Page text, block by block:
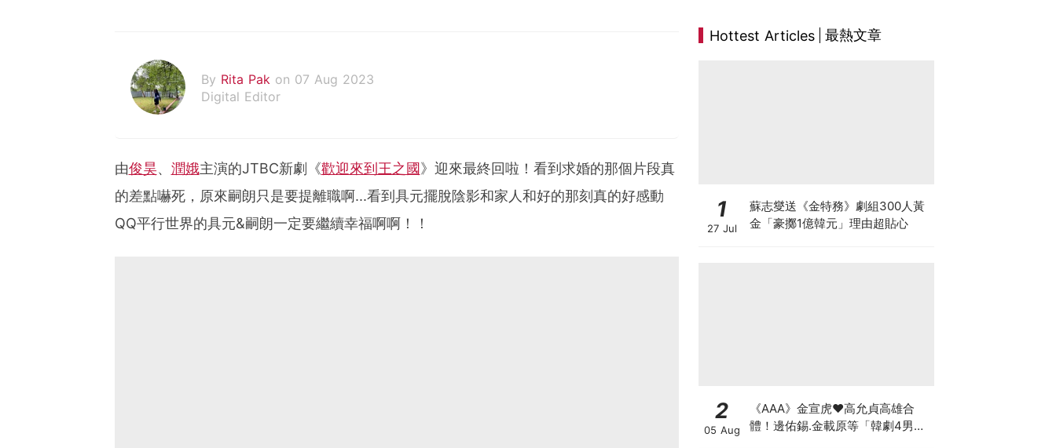
By Rita Pak on 07 Aug 2023
Digital Editor
由俊昊、 潤娥主演的JTBC新劇《歡迎來到王之國》迎來最終回啦！看到求婚的那個片段真
的差點嚇死，原來嗣朗只是要提離職啊...看到具元擺脫陰影和家人和好的那刻真的好感動
QQ平行世界的具元&嗣朗一定要繼續幸福啊啊！！
Hottest Articles 最熱文章
1
27 Jul
蘇志燮送《金特務》劇組300人黃
金「豪擲1億韓元」理由超貼心
2
05 Aug
《AAA》金宣虎♥高允貞高雄合
體！邊佑錫.金載原等「韓劇4男